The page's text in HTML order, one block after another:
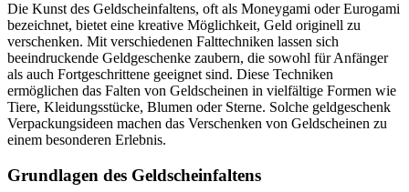
Die Kunst des Geldscheinfaltens, oft als Moneygami oder Eurogami
bezeichnet, bietet eine kreative Möglichkeit, Geld originell zu
verschenken. Mit verschiedenen Falttechniken lassen sich
beeindruckende Geldgeschenke zaubern, die sowohl für Anfänger
als auch Fortgeschrittene geeignet sind. Diese Techniken
ermöglichen das Falten von Geldscheinen in vielfältige Formen wie
Tiere, Kleidungsstücke, Blumen oder Sterne. Solche geldgeschenk
Verpackungsideen machen das Verschenken von Geldscheinen zu
einem besonderen Erlebnis.
Grundlagen des Geldscheinfaltens